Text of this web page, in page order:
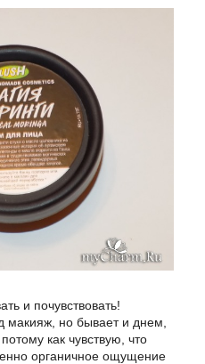
и почувствовать!
макияж, но бывает и днем,
как чувствую, что
органичное ощущение